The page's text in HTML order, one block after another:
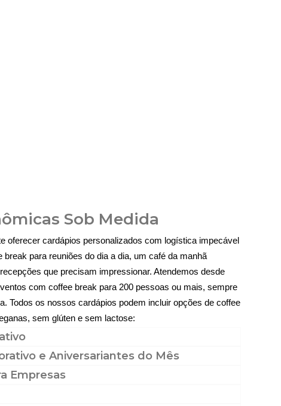
Sob Medida
oferecer cardápios personalizados com logística impecável
para reuniões do dia a dia, um café da manhã
que precisam impressionar. Atendemos desde
com coffee break para 200 pessoas ou mais, sempre
Todos os nossos cardápios podem incluir opções de coffee
sem glúten e sem lactose:
e Aniversariantes do Mês
Empresas